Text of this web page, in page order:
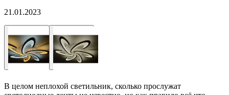
21.01.2023
В целом неплохой светильник, сколько прослужат